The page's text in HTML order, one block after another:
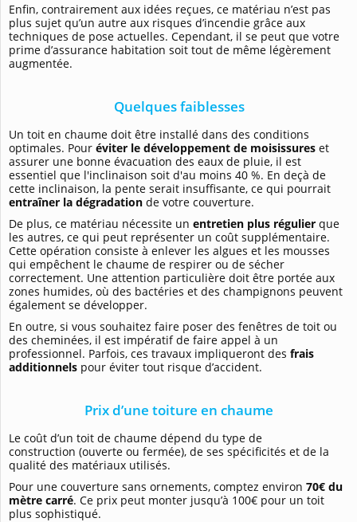
Enfin, contrairement aux idées reçues, ce matériau n’est pas
plus sujet qu’un autre aux risques d’incendie grâce aux
techniques de pose actuelles. Cependant, il se peut que votre
prime d’assurance habitation soit tout de même légèrement
augmentée.
Quelques faiblesses
Un toit en chaume doit être installé dans des conditions
optimales. Pour éviter le développement de moisissures et
assurer une bonne évacuation des eaux de pluie, il est
essentiel que l'inclinaison soit d'au moins 40 %. En deçà de
cette inclinaison, la pente serait insuffisante, ce qui pourrait
entraîner la dégradation de votre couverture.
De plus, ce matériau nécessite un entretien plus régulier que
les autres, ce qui peut représenter un coût supplémentaire.
Cette opération consiste à enlever les algues et les mousses
qui empêchent le chaume de respirer ou de sécher
correctement. Une attention particulière doit être portée aux
zones humides, où des bactéries et des champignons peuvent
également se développer.
En outre, si vous souhaitez faire poser des fenêtres de toit ou
des cheminées, il est impératif de faire appel à un
professionnel. Parfois, ces travaux impliqueront des frais
additionnels pour éviter tout risque d’accident.
Prix d’une toiture en chaume
Le coût d’un toit de chaume dépend du type de
construction (ouverte ou fermée), de ses spécificités et de la
qualité des matériaux utilisés.
Pour une couverture sans ornements, comptez environ 70€ du
mètre carré. Ce prix peut monter jusqu’à 100€ pour un toit
plus sophistiqué.